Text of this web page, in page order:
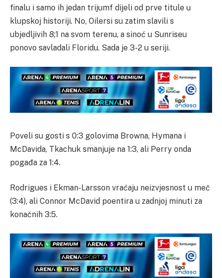
finalu i samo ih jedan trijumf dijeli od prve titule u
klupskoj historiji. No, Oilersi su zatim slavili s
ubjedljivih 8;1 na svom terenu, a sinoć u Sunriseu
ponovo savladali Floridu. Sada je 3-2 u seriji.
Poveli su gosti s 0:3 golovima Browna, Hymana i
McDavida, Tkachuk smanjuje na 1:3, ali Perry onda
pogađa za 1:4.
Rodrigues i Ekman-Larsson vraćaju neizvjesnost u meč
(3:4), ali Connor McDavid poentira u zadnjoj minuti za
konačnih 3:5.